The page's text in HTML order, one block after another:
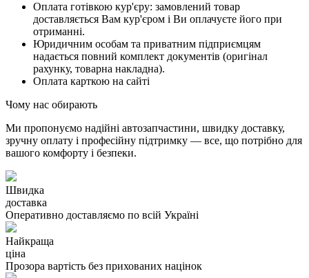
Оплата готівкою кур'єру: замовлений товар
доставляється Вам кур'єром і Ви оплачуєте його при
отриманні.
Юридичним особам та приватним підприємцям
надається повний комплект документів (оригінал
рахунку, товарна накладна).
Оплата карткою на сайті
Чому нас обирають
Ми пропонуємо надійні автозапчастини, швидку доставку,
зручну оплату і професійну підтримку — все, що потрібно для
вашого комфорту і безпеки.
Швидка
доставка
Оперативно доставляємо по всій Україні
Найкраща
ціна
Прозора вартість без прихованих націнок